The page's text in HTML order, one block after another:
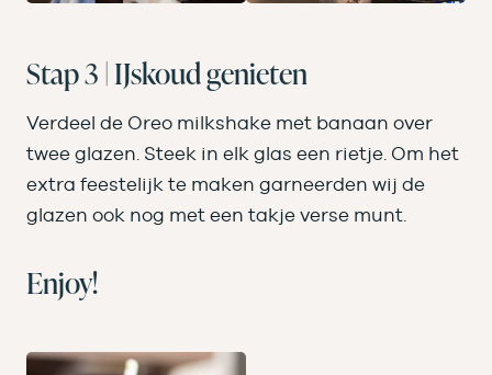
Stap 3 | IJskoud genieten
Verdeel de Oreo milkshake met banaan over
twee glazen. Steek in elk glas een rietje. Om het
extra feestelijk te maken garneerden wij de
glazen ook nog met een takje verse munt.
Enjoy!